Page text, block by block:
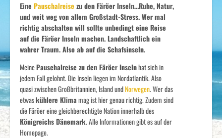
Eine Pauschalreise zu den Färöer Inseln…Ruhe, Natur,
und weit weg von allem Großstadt-Stress. Wer mal
richtig abschalten will sollte unbedingt eine Reise
auf die Färöer Inseln machen. Landschaftlich ein
wahrer Traum. Also ab auf die Schafsinseln.
MeinePauschalreise zu den Färöer Inselnhat sich in
jedem Fall gelohnt. Die Inseln liegen im Nordatlantik. Also
quasi zwischen Großbritannien, Island undNorwegen. Wer das
etwaskühlere Klimamag ist hier genau richtig. Zudem sind
die Färöer eine gleichberechtigte Nation innerhalb des
Königreichs Dänemark. Alle Informationen gibt es auf der
Homepage.